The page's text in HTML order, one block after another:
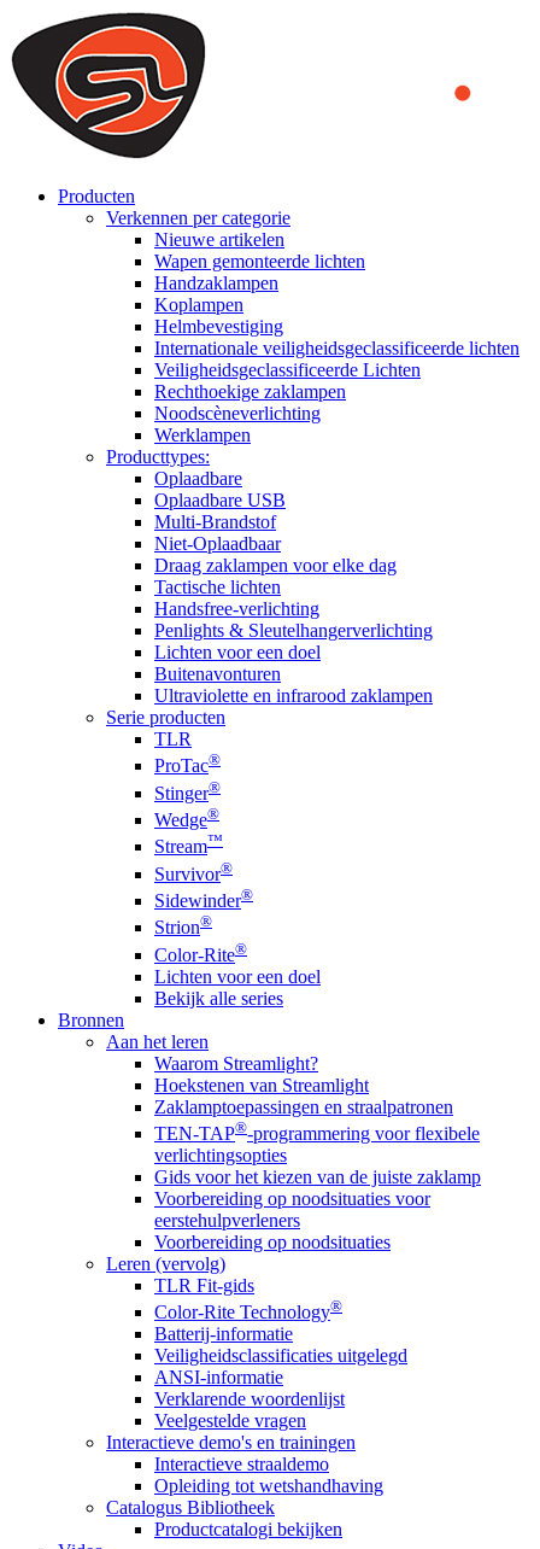
We use cookies to ensure that we provide you the best experience
on our website. By continuing to browse this website, you accept
that cookies are used to help us analyze how the website is used and
to offer you a better experience. To learn more or to find out how
you can disable cookies, you can access our
Producten
Verkennen per categorie
Nieuwe artikelen
Wapen gemonteerde lichten
Handzaklampen
Koplampen
Helmbevestiging
Internationale veiligheidsgeclassificeerde lichten
Veiligheidsgeclassificeerde Lichten
Rechthoekige zaklampen
Noodscèneverlichting
Werklampen
Producttypes:
Oplaadbare
Oplaadbare USB
Multi-Brandstof
Niet-Oplaadbaar
Draag zaklampen voor elke dag
Tactische lichten
Handsfree-verlichting
Penlights & Sleutelhangerverlichting
Lichten voor een doel
Buitenavonturen
Ultraviolette en infrarood zaklampen
Serie producten
TLR
ProTac®
Stinger®
Wedge®
Stream™
Survivor®
Sidewinder®
Strion®
Color-Rite®
Lichten voor een doel
Bekijk alle series
Bronnen
Aan het leren
Waarom Streamlight?
Hoekstenen van Streamlight
Zaklamptoepassingen en straalpatronen
TEN-TAP®-programmering voor flexibele
verlichtingsopties
Gids voor het kiezen van de juiste zaklamp
Voorbereiding op noodsituaties voor
eerstehulpverleners
Voorbereiding op noodsituaties
Leren (vervolg)
TLR Fit-gids
Color-Rite Technology®
Batterij-informatie
Veiligheidsclassificaties uitgelegd
ANSI-informatie
Verklarende woordenlijst
Veelgestelde vragen
Interactieve demo's en trainingen
Interactieve straaldemo
Opleiding tot wetshandhaving
Catalogus Bibliotheek
Productcatalogi bekijken